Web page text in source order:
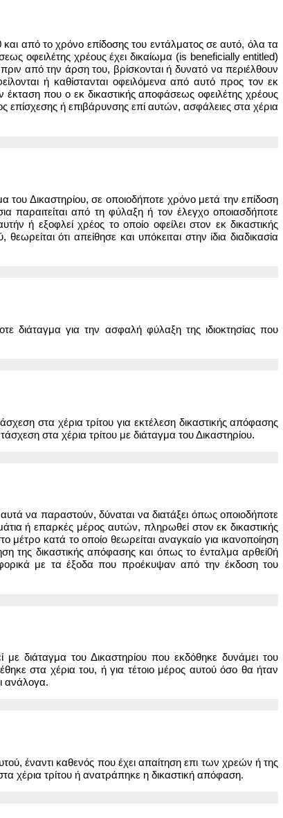
και από το χρόνο επίδοσης του εντάλματος σε αυτό, όλα τα
οφειλέτης χρέους έχει δικαίωμα (is beneficially entitled)
από την άρση του, βρίσκονται ή δυνατό να περιέλθουν
ή καθίστανται οφειλόμενα από αυτό προς τον εκ
έκταση που ο εκ δικαστικής αποφάσεως οφειλέτης χρέους
επίσχεσης ή επιβάρυνσης επί αυτών, ασφάλειες στα χέρια
Δικαστηρίου, σε οποιοδήποτε χρόνο μετά την επίδοση
παραιτείται από τη φύλαξη ή τον έλεγχο οποιασδήποτε
ή εξοφλεί χρέος το οποίο οφείλει στον εκ δικαστικής
ότι απείθησε και υπόκειται στην ίδια διαδικασία
διάταγμα για την ασφαλή φύλαξη της ιδιοκτησίας που
στα χέρια τρίτου για εκτέλεση δικαστικής απόφασης
στα χέρια τρίτου με διάταγμα του Δικαστηρίου.
να παραστούν, δύναται να διατάξει όπως οποιοδήποτε
ή επαρκές μέρος αυτών, πληρωθεί στον εκ δικαστικής
κατά το οποίο θεωρείται αναγκαίο για ικανοποίηση
της δικαστικής απόφασης και όπως το ένταλμα αρθεί0ή
με τα έξοδα που προέκυψαν από την έκδοση του
διάταγμα του Δικαστηρίου που εκδόθηκε δυνάμει του
στα χέρια του, ή για τέτοιο μέρος αυτού όσο θα ήταν
ανάλογα.
έναντι καθενός που έχει απαίτηση επι των χρεών ή της
χέρια τρίτου ή ανατράπηκε η δικαστική απόφαση.